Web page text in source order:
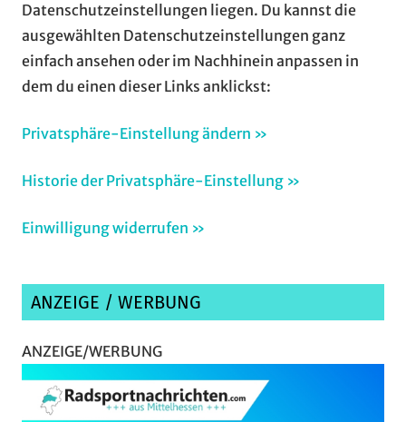
Datenschutzeinstellungen liegen. Du kannst die
ausgewählten Datenschutzeinstellungen ganz
einfach ansehen oder im Nachhinein anpassen in
dem du einen dieser Links anklickst:
Privatsphäre-Einstellung ändern »
Historie der Privatsphäre-Einstellung »
Einwilligung widerrufen »
ANZEIGE / WERBUNG
ANZEIGE/WERBUNG